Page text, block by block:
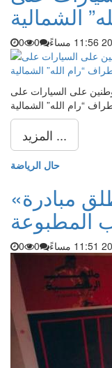
الشمالية
0
0
على السيارات على
“رام الله” الشمالية
المزيد ...
حال الرياضة
«الرياضية» تطلق مبادرة
0
0